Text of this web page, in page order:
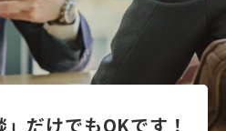
」だけでもOKです！